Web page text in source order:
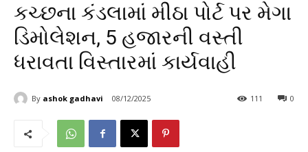
કચ્છના કંડલામાં મીઠા પોર્ટ પર મેગા
ડિમોલેશન, 5 હજારની વસ્તી
ધરાવતા વિસ્તારમાં કાર્યવાહી
By ashok gadhavi 08/12/2025 0
111